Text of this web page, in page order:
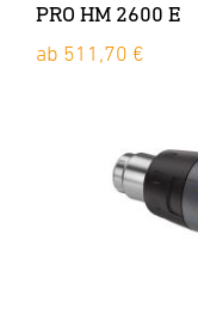
PRO HM 2600 E
ab 511,70 €